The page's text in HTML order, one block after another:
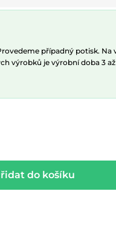
případný potisk. Na
výrobků je výrobní doba 3
do košíku